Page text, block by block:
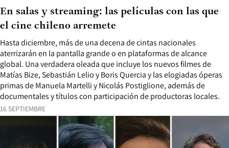
16 SEPTIEMBRE
Hasta diciembre, más de una decena de cintas nacionales
aterrizarán en la pantalla grande o en plataformas de alcance
global. Una verdadera oleada que incluye los nuevos filmes de
Matías Bize, Sebastián Lelio y Boris Quercia y las elogiadas óperas
primas de Manuela Martelli y Nicolás Postiglione, además de
documentales y títulos con participación de productoras locales.
En salas y streaming: las películas con las que
el cine chileno arremete